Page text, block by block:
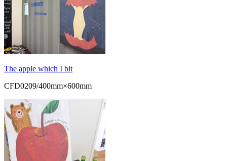
The apple which I bit
CFD0209/400mm×600mm